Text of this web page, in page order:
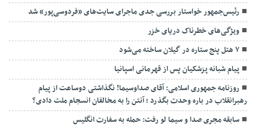
رئیس‌جمهور خواستار بررسی جدی ماجرای سایت‌های «فردوسی‌پور» شد
ویژگی‌های خطرناک دریای خزر
۷ هتل پنج ستاره در گیلان ساخته می‌شود
پیام شبانه پزشکیان پس از قهرمانی اسپانیا
روزنامه جمهوری اسلامی: آقای صداوسیما! نگذاشتی دوساعت از پیام
رهبرانقلاب در باره وحدت بگذرد ؛ آنتن را به مخالفان انسجام ملت دادی؟
سابقه مجری صدا و سیما لو رفت: حمله به سفارت انگلیس